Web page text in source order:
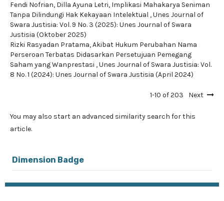
Fendi Nofrian, Dilla Ayuna Letri, Implikasi Mahakarya Seniman
Tanpa Dilindungi Hak Kekayaan Intelektual ,Unes Journal of
Swara Justisia: Vol. 9 No. 3 (2025): Unes Journal of Swara
Justisia (Oktober 2025)
Rizki Rasyadan Pratama,Akibat Hukum Perubahan Nama
Perseroan Terbatas Didasarkan Persetujuan Pemegang
Saham yang Wanprestasi ,Unes Journal of Swara Justisia: Vol.
8 No. 1 (2024): Unes Journal of Swara Justisia (April 2024)
1-10 of 203 Next
You may also start an advanced similarity search for this
article.
Dimension Badge